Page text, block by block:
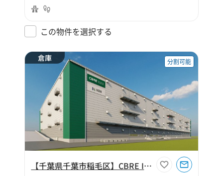
この物件を選択する
倉庫 分割可能
【千葉県千葉市稲毛区】CBRE IM 千葉北Ⅳ